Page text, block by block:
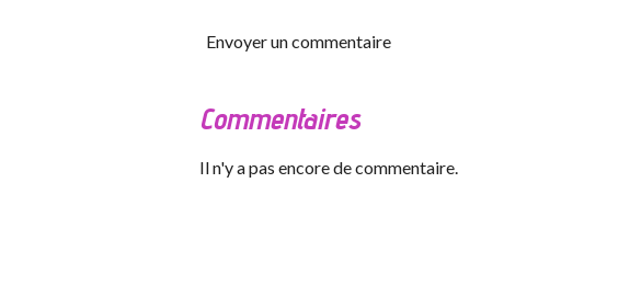
Envoyer un commentaire
Commentaires
Il n'y a pas encore de commentaire.